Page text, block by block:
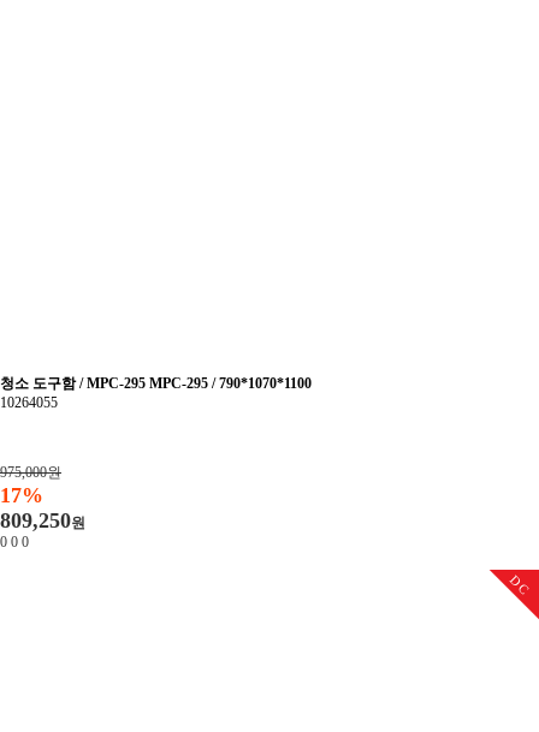
청소 도구함 / MPC-295 MPC-295 / 790*1070*1100
10264055
975,000원
17%
809,250원
0 0 0
DC